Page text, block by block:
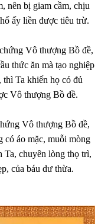
nên bị giam cầm, chịu
ấy liền được tiêu trừ.
Vô thượng Bồ đề,
thức ăn mà tạo nghiệp
thì Ta khiến họ có đủ
Vô thượng Bồ đề.
Vô thượng Bồ đề,
có áo mặc, muỗi mòng
Ta, chuyên lòng thọ trì,
của báu dư thừa.